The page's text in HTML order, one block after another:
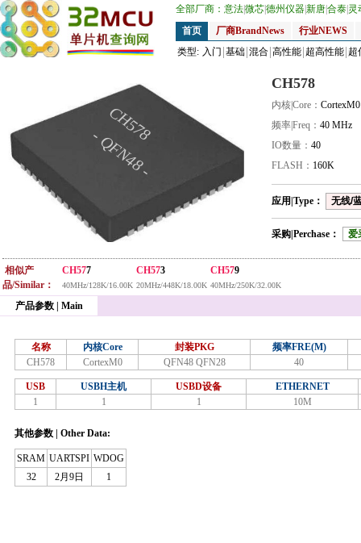
全部厂商： 意法微芯德州仪器新唐合泰 灵
首页
厂商BrandNews
行业NEWS
类型: 入门 基础 混合 高性能 超高性能 超
CH578
- QFN48 -
CH578
内核|Core： CortexM0
频率|Freq： 40 MHz
IO数量： 40
FLASH： 160K
应用|Type： 无线/
采购|Perchase： 爱
相似产
品/Similar：
CH577
40MHz/128K/16.00K
CH573
20MHz/448K/18.00K
CH579
40MHz/250K/32.00K
产品参数 | Main
名称 内核Core 封装PKG
频率FRE(M)
CH578
CortexM0 QFN48 QFN28 40
USB USBH主机 USBD设备
ETHERNET
1
1 1 10M
其他参数 | Other Data:
SRAM UARTSPI WDOG
32
2月9日 1